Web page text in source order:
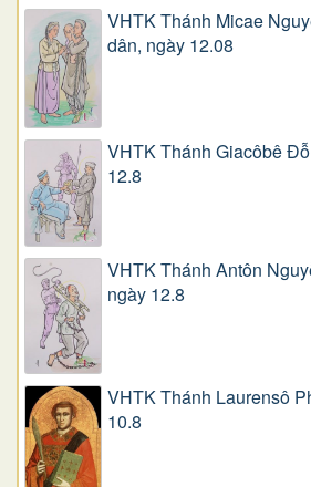
VHTK Thánh Micae
dân, ngày 12.08
VHTK Thánh Giacôbê
12.8
VHTK Thánh Antôn
ngày 12.8
VHTK Thánh Laurensô
10.8